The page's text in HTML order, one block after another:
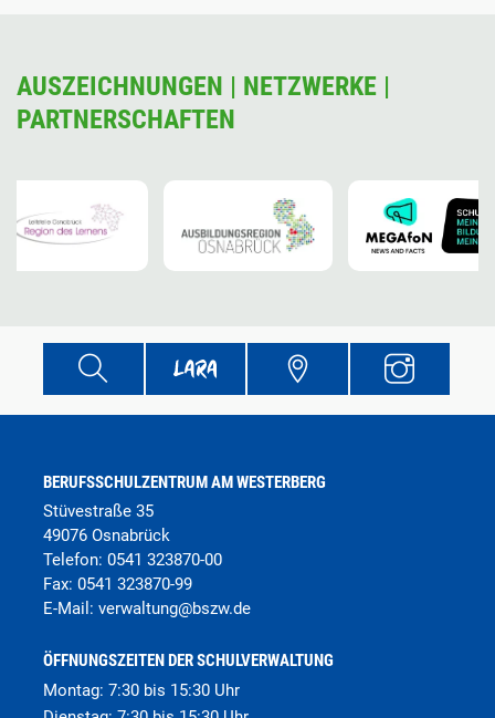
AUSZEICHNUNGEN | NETZWERKE |
PARTNERSCHAFTEN
BERUFSSCHULZENTRUM AM WESTERBERG
Stüvestraße 35
49076 Osnabrück
Telefon: 0541 323870-00
Fax: 0541 323870-99
E-Mail: verwaltung@bszw.de
ÖFFNUNGSZEITEN DER SCHULVERWALTUNG
Montag: 7:30 bis 15:30 Uhr